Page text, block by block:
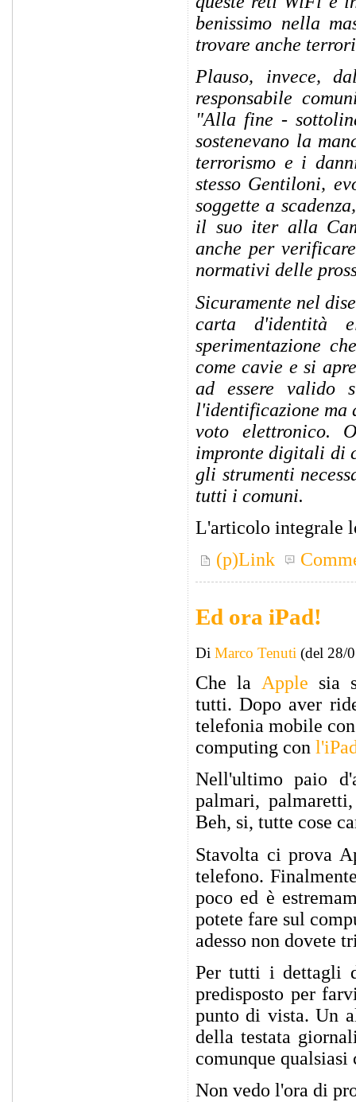
benissimo nella
trovare anche
Plauso, invece,
responsabile
"Alla fine -
sostenevano la
terrorismo e i
stesso Gentiloni,
soggette a
il suo iter alla
anche per
normativi delle
Sicuramente nel
carta d'identità
sperimentazione
come cavie e si
ad essere valido
l'identificazione ma
voto elettronico.
impronte digitali di
gli strumenti
tutti i comuni.
L'articolo integrale
(p)Link
Ed ora iPad!
Di Marco Tenuti (del 28/
Che la Apple sia
tutti. Dopo aver
telefonia mobile
computing con
Nell'ultimo paio
palmari,
Beh, si, tutte cose
Stavolta ci prova
telefono.
poco ed è
potete fare sul
adesso non dovete
Per tutti i dettagli
predisposto per
punto di vista. Un
della testata
comunque
Non vedo l'ora di